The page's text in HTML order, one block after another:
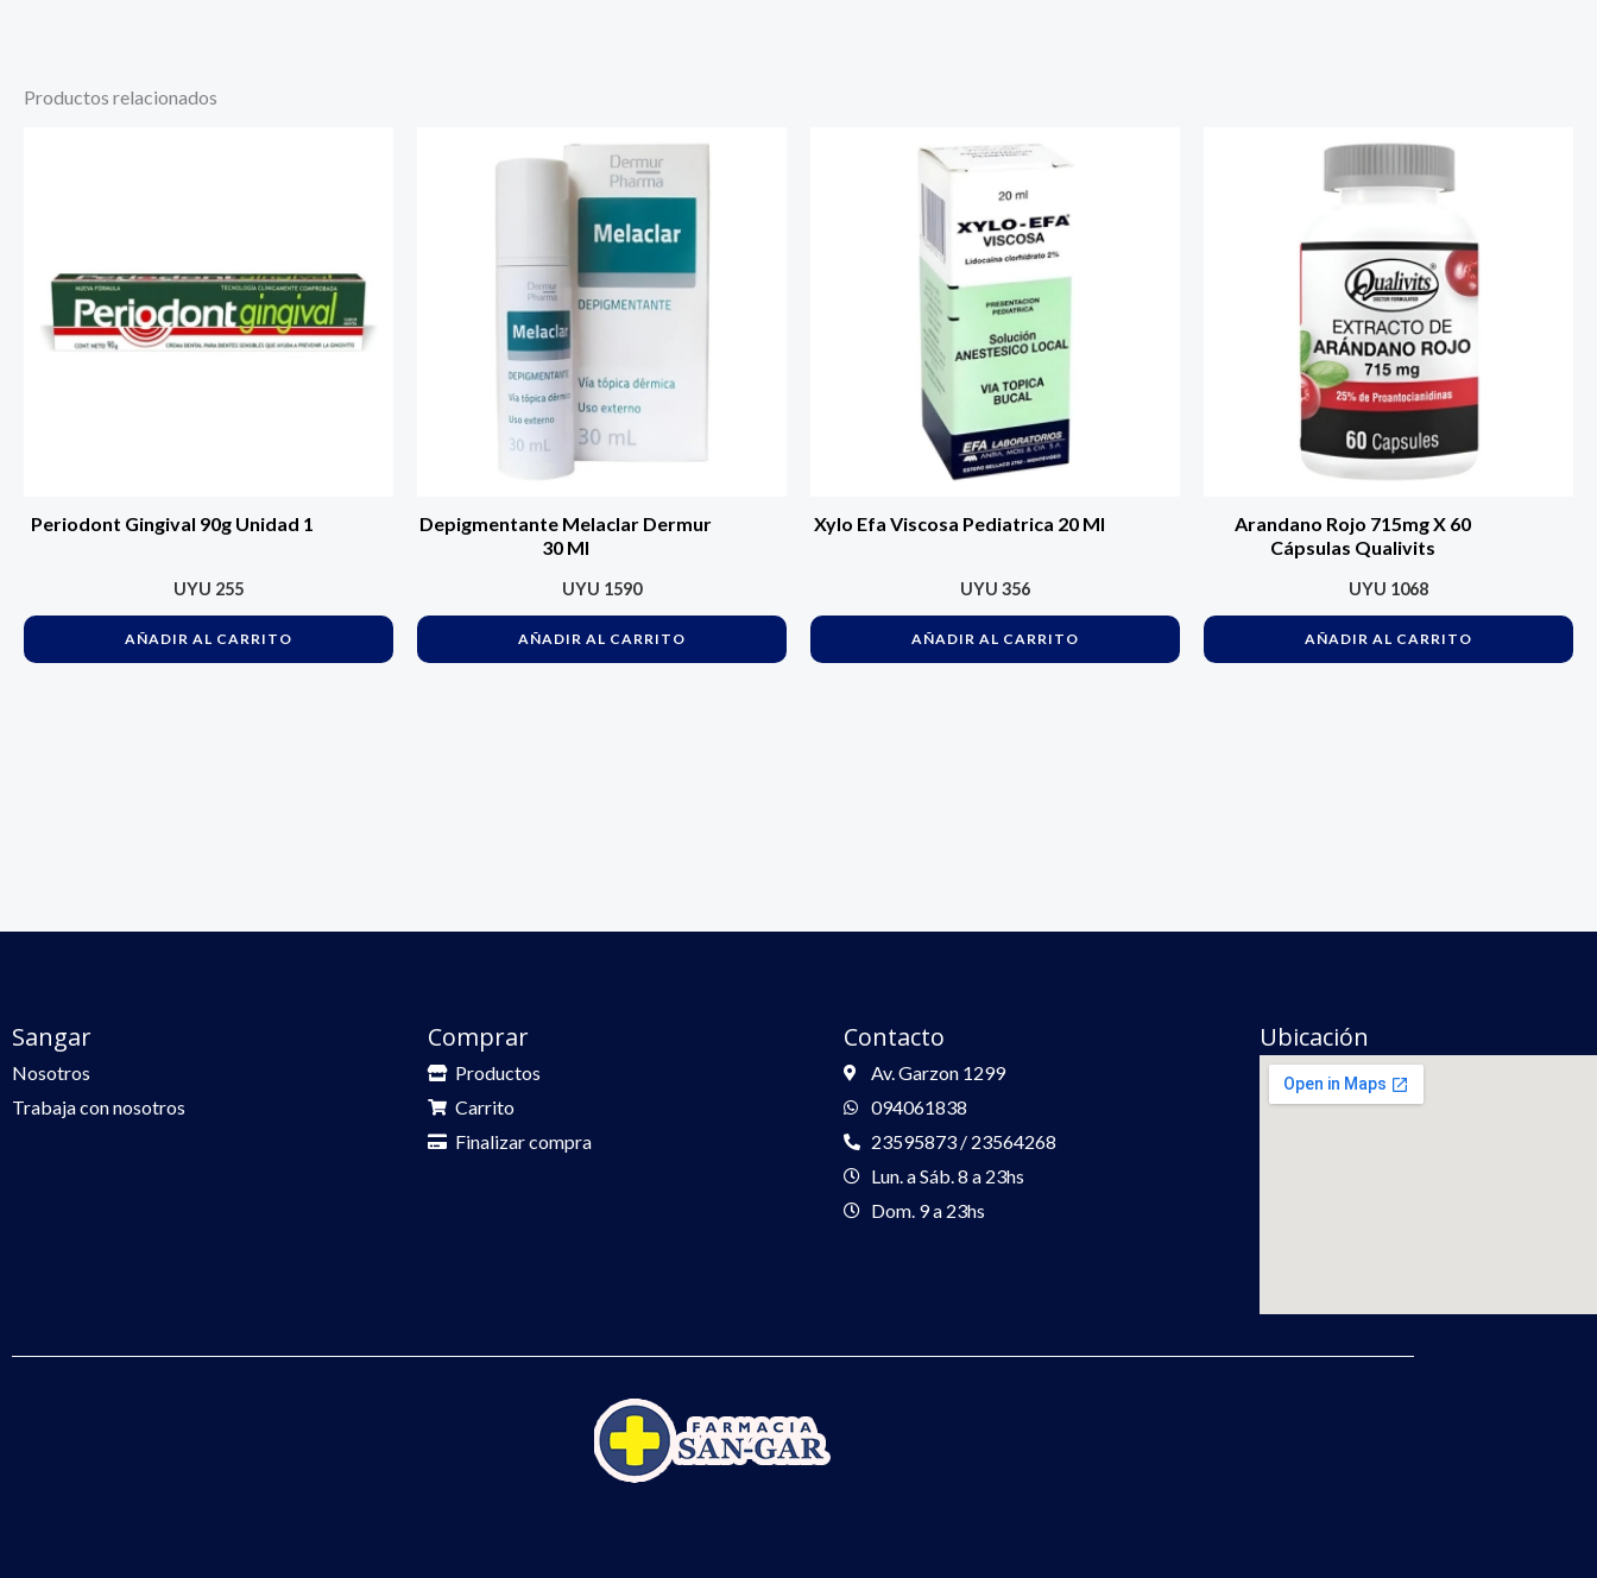
Productos relacionados
Periodont Gingival 90g Unidad 1
UYU 255
AÑADIR AL CARRITO
Depigmentante Melaclar Dermur
30 Ml
UYU 1590
AÑADIR AL CARRITO
Xylo Efa Viscosa Pediatrica 20 Ml
UYU 356
AÑADIR AL CARRITO
Arandano Rojo 715mg X 60
Cápsulas Qualivits
UYU 1068
AÑADIR AL CARRITO
Sangar
Nosotros
Trabaja con nosotros
Comprar
Productos
Carrito
Finalizar compra
Contacto
Av. Garzon 1299
094061838
23595873 / 23564268
Lun. a Sáb. 8 a 23hs
Dom. 9 a 23hs
Ubicación